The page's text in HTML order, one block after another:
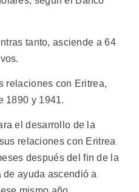
tanto, asciende a 64
relaciones con Eritrea,
1890 y 1941.
el desarrollo de la
relaciones con Eritrea
después del fin de la
de ayuda ascendió a